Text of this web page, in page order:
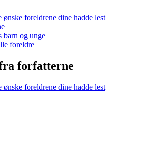
ønske foreldrene dine hadde lest
barn og unge
foreldre
forfatterne
ønske foreldrene dine hadde lest